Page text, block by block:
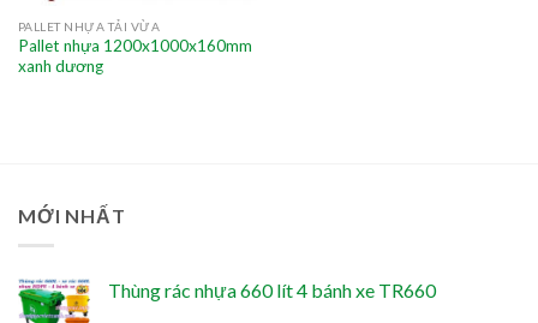
PALLET NHỰA TẢI VỪA
Pallet nhựa 1200x1000x160mm
xanh dương
MỚI NHẤT
Thùng rác nhựa 660 lít 4 bánh xe TR660